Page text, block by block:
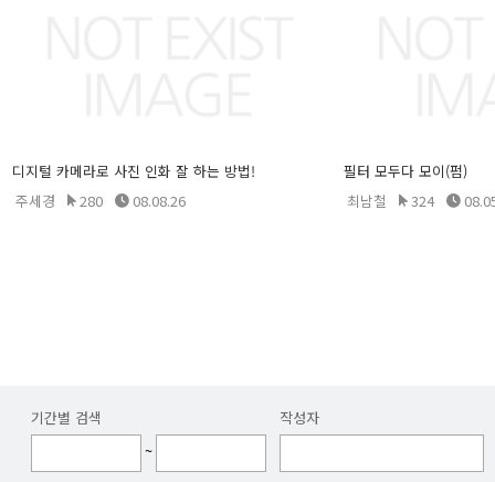
디지털 카메라로 사진 인화 잘 하는 방법!
주세경
280 08.08.26
필터 모두다 모이(펌)
최남철
324
기간별 검색
~
작성자